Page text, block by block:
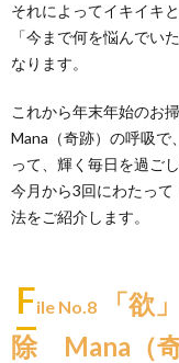
それによってイキイキ
「今まで何を悩んでい
なります。
これから年末年始のお
Mana（奇跡）の呼吸で
って、輝く毎日を過ご
今月から3回にわたっ
法をご紹介します。
File No.8
「欲
除 Mana（